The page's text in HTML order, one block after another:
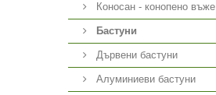
Коносан - конопено въже
Бастуни
Дървени бастуни
Алуминиеви бастуни